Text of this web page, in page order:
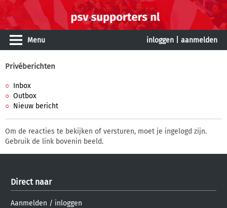
Menu inloggen aanmelden
Privéberichten
Inbox
Outbox
Nieuw bericht
Om de reacties te bekijken of versturen, moet je ingelogd zijn.
Gebruik de link bovenin beeld.
Direct naar
Aanmelden / inloggen